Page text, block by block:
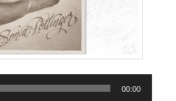
00:00